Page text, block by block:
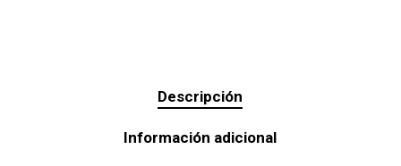
Descripción
Información adicional